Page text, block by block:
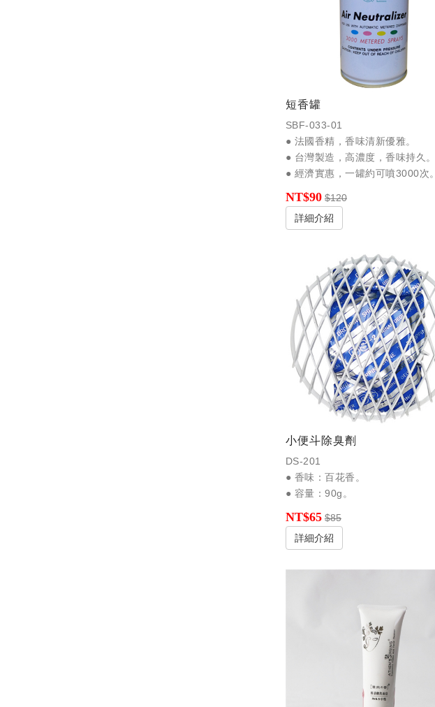
短香罐
SBF-033-01
● 法國香精，香味清新優雅。
● 台灣製造，高濃度，香味持久。
● 經濟實惠，一罐約可噴3000次。
NT$90 $120
詳細介紹
小便斗除臭劑
DS-201
● 香味：百花香。
● 容量：90g。
NT$65 $85
詳細介紹